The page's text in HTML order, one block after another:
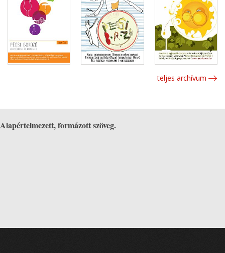
teljes archívum
Alapértelmezett, formázott szöveg.